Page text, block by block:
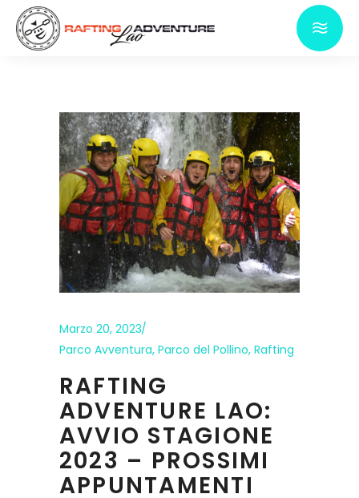
Marzo 20, 2023
Parco Avventura, Parco del Pollino, Rafting
RAFTING
ADVENTURE LAO:
AVVIO STAGIONE
2023 – PROSSIMI
APPUNTAMENTI